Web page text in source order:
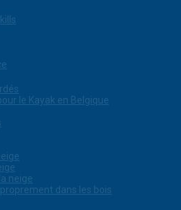
le Kayak en Belgique
neige
dans les bois